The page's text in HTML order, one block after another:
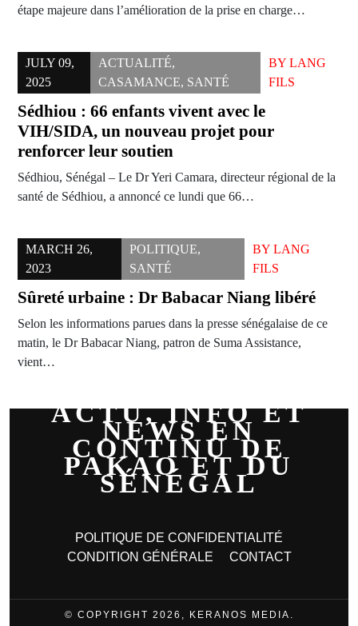
étape majeure dans l’amélioration de la prise en charge…
JULY 09,
2025
ACTUALITÉ,
CASAMANCE, SANTÉ
BYLANG
FILS
Sédhiou : 66 enfants vivent avec le
VIH/SIDA, un nouveau projet pour
renforcer leur soutien
Sédhiou, Sénégal – Le Dr Yeri Camara, directeur régional de la
santé de Sédhiou, a annoncé ce lundi que 66…
MARCH 26,
2023
POLITIQUE,
SANTÉ
BYLANG
FILS
Sûreté urbaine : Dr Babacar Niang libéré
Selon les informations parues dans la presse sénégalaise de ce
matin, le Dr Babacar Niang, patron de Suma Assistance,
vient…
ACTU, INFO ET
NEWS EN
CONTINU DE
PAKAO ET DU
SÉNÉGAL
POLITIQUE DE CONFIDENTIALITÉ
CONDITION GÉNÉRALE
CONTACT
© COPYRIGHT 2026, KERANOS MEDIA.